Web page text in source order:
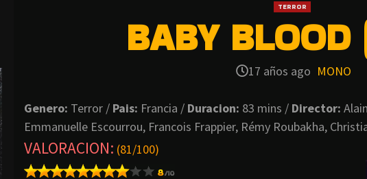
TERROR
BABY BLOOD
17 años ago MONO
Genero: Terror / Pais: Francia / Duracion: 83 mins / Director:
Emmanuelle Escourrou, Francois Frappier, Rémy Roubakha,
VALORACION: (81/100)